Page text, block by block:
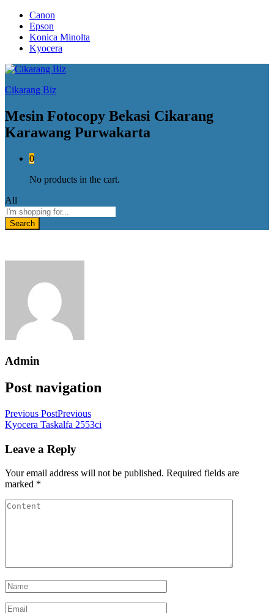
Canon
Epson
Konica Minolta
Kyocera
Cikarang Biz
Mesin Fotocopy Bekasi Cikarang
Karawang Purwakarta
0
No products in the cart.
All
Search
Admin
Post navigation
Previous PostPrevious
Kyocera Taskalfa 2553ci
Leave a Reply
Your email address will not be published. Required fields are
marked *